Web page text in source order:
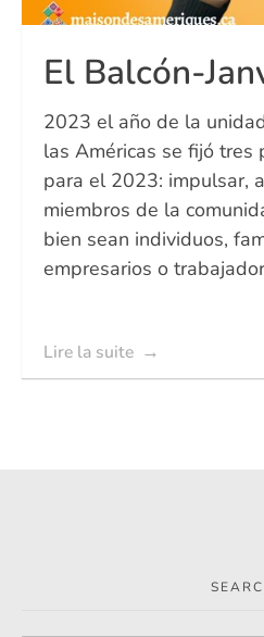
El Balcón-
2023 el año de la
las Américas se fijó tres
para el 2023: impulsar,
miembros de la
bien sean individuos,
empresarios o
Lire la suite